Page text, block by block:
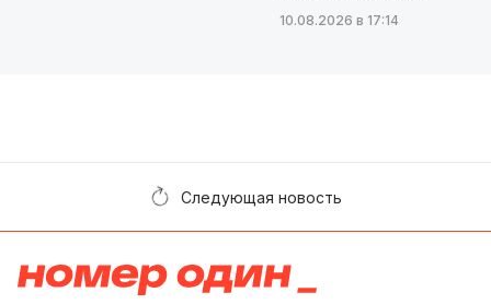
10.08.2026 в 17:14
Следующая новость